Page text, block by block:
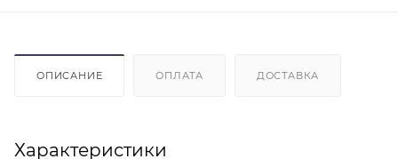
ОПИСАНИЕ ОПЛАТА ДОСТАВКА
Характеристики